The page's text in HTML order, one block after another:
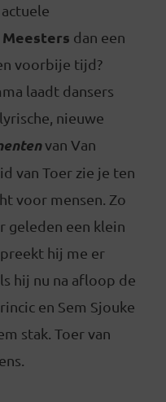
dan een
voorbije tijd?
laadt dansers
nieuwe
van Van
van Toer zie je ten
voor mensen. Zo
geleden een klein
hij me er
hij nu na afloop de
en Sem Sjouke
stak. Toer van